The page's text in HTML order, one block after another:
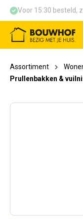
Voor 15:30 besteld,
Assortiment
Prullenbakken &